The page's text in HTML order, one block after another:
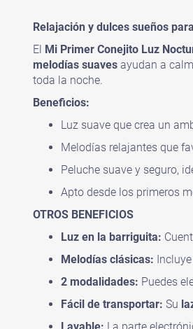
Relajación y dulces sueños
El Mi Primer Conejito Luz
melodías suaves ayudan a
toda la noche.
Beneficios:
Luz suave que crea un
Melodías relajantes que
Peluche suave y seguro,
Apto desde los primeros
OTROS BENEFICIOS
Luz en la barriguita:
Melodías clásicas: Incluye
2 modalidades: Puedes
Fácil de transportar: Su